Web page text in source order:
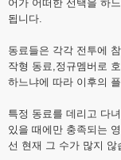
어가 어떠한 선택을 하
됩니다.
동료들은 각각 전투에
작형 동료,정규멤버로
하느냐에 따라 이후의
특정 동료를 데리고 다
있을 때에만 충족되는
선 현재 그 수가 많지